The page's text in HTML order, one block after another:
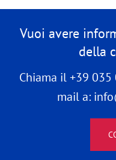
Vuoi avere
della
Chiama il +39
mail a: